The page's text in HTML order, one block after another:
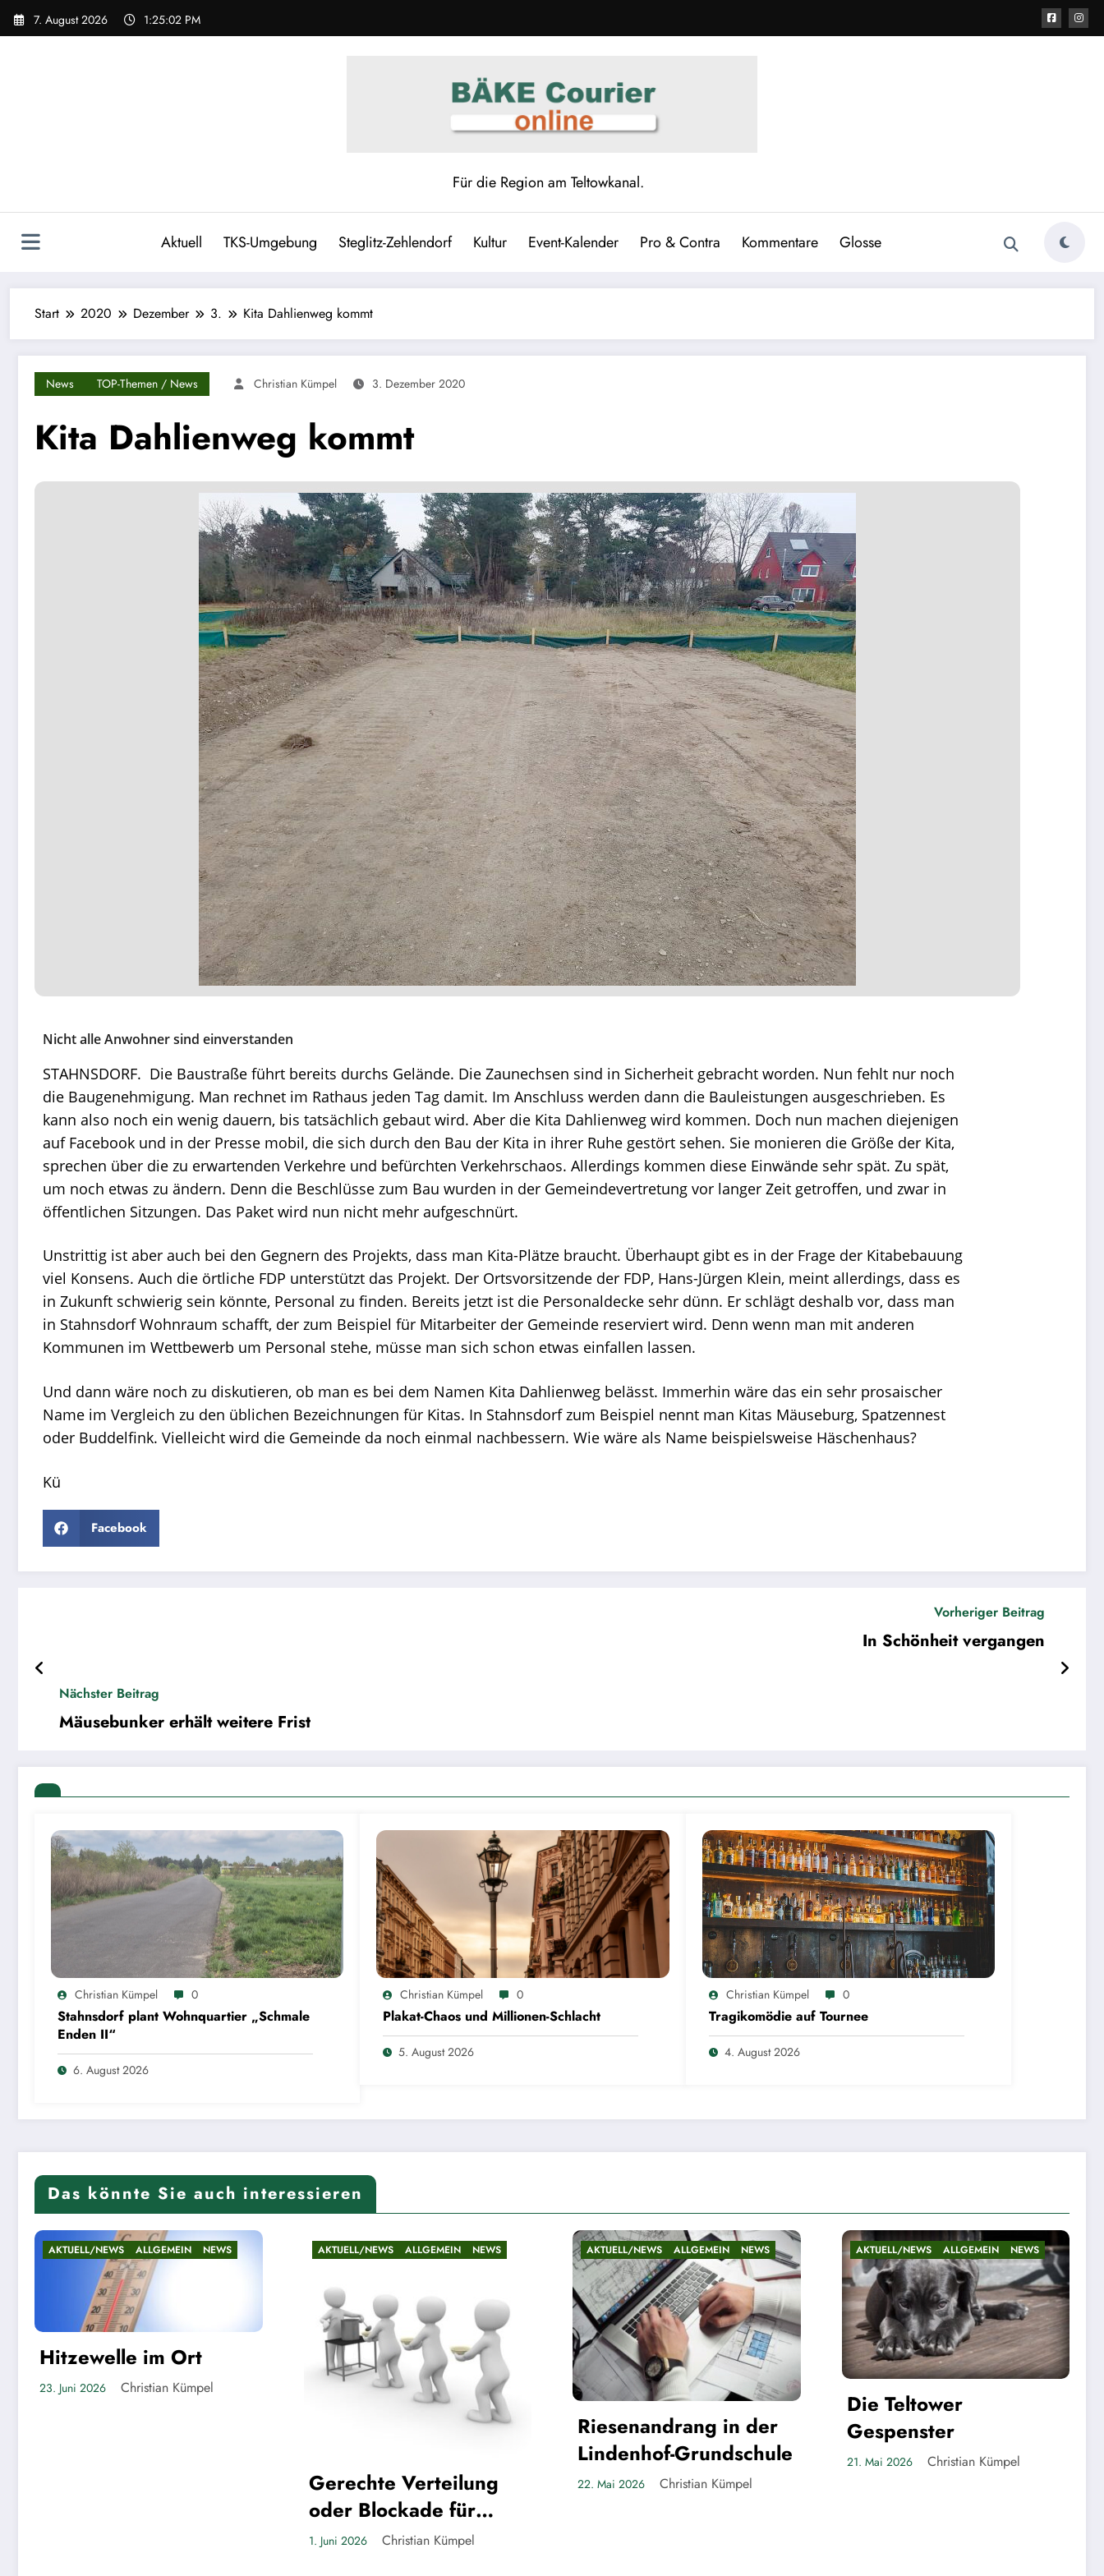
7. August 2026 1:25:03 PM
Für die Region am Teltowkanal.
Aktuell TKS-Umgebung Steglitz-Zehlendorf Kultur Event-Kalender Pro & Contra Kommentare Glosse
Start 2020 Dezember 3. Kita Dahlienweg kommt
News TOP-Themen / News Christian Kümpel 3. Dezember 2020
Kita Dahlienweg kommt
Nicht alle Anwohner sind einverstanden
STAHNSDORF. Die Baustraße führt bereits durchs Gelände. Die Zaunechsen sind in Sicherheit gebracht worden. Nun fehlt nur noch
die Baugenehmigung. Man rechnet im Rathaus jeden Tag damit. Im Anschluss werden dann die Bauleistungen ausgeschrieben. Es
kann also noch ein wenig dauern, bis tatsächlich gebaut wird. Aber die Kita Dahlienweg wird kommen. Doch nun machen diejenigen
auf Facebook und in der Presse mobil, die sich durch den Bau der Kita in ihrer Ruhe gestört sehen. Sie monieren die Größe der Kita,
sprechen über die zu erwartenden Verkehre und befürchten Verkehrschaos. Allerdings kommen diese Einwände sehr spät. Zu spät,
um noch etwas zu ändern. Denn die Beschlüsse zum Bau wurden in der Gemeindevertretung vor langer Zeit getroffen, und zwar in
öffentlichen Sitzungen. Das Paket wird nun nicht mehr aufgeschnürt.
Unstrittig ist aber auch bei den Gegnern des Projekts, dass man Kita-Plätze braucht. Überhaupt gibt es in der Frage der Kitabebauung
viel Konsens. Auch die örtliche FDP unterstützt das Projekt. Der Ortsvorsitzende der FDP, Hans-Jürgen Klein, meint allerdings, dass es
in Zukunft schwierig sein könnte, Personal zu finden. Bereits jetzt ist die Personaldecke sehr dünn. Er schlägt deshalb vor, dass man
in Stahnsdorf Wohnraum schafft, der zum Beispiel für Mitarbeiter der Gemeinde reserviert wird. Denn wenn man mit anderen
Kommunen im Wettbewerb um Personal stehe, müsse man sich schon etwas einfallen lassen.
Und dann wäre noch zu diskutieren, ob man es bei dem Namen Kita Dahlienweg belässt. Immerhin wäre das ein sehr prosaischer
Name im Vergleich zu den üblichen Bezeichnungen für Kitas. In Stahnsdorf zum Beispiel nennt man Kitas Mäuseburg, Spatzennest
oder Buddelfink. Vielleicht wird die Gemeinde da noch einmal nachbessern. Wie wäre als Name beispielsweise Häschenhaus?
Kü
Facebook
Vorheriger Beitrag
In Schönheit vergangen
Nächster Beitrag
Mäusebunker erhält weitere Frist
Christian Kümpel 0
Stahnsdorf plant Wohnquartier „Schmale
Enden II“
6. August 2026
Christian Kümpel 0
Plakat-Chaos und Millionen-Schlacht
5. August 2026
Christian Kümpel 0
Tragikomödie auf Tournee
4. August 2026
Das könnte Sie auch interessieren
AKTUELL/NEWS ALLGEMEIN NEWS AKTUELL/NEWS ALLGEMEIN NEWS
Riesenandrang in der
22. Mai 2026 Christian Kümpel
AKTUELL/NEWS ALLGEMEIN NEWS
Die Teltower
Gespenster
21. Mai 2026 Christian Kümpel
AKTUELL/NEWS ALLGEMEIN NEWS
Bilanz nach fast fünf
Jahren
20. Mai 2026 Christian Kümpel